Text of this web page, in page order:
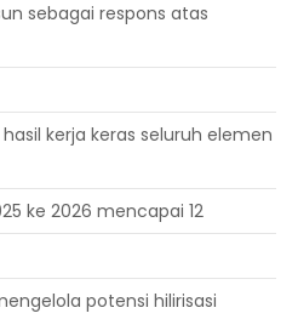
sebagai respons atas
kerja keras seluruh elemen
ke 2026 mencapai 12
potensi hilirisasi